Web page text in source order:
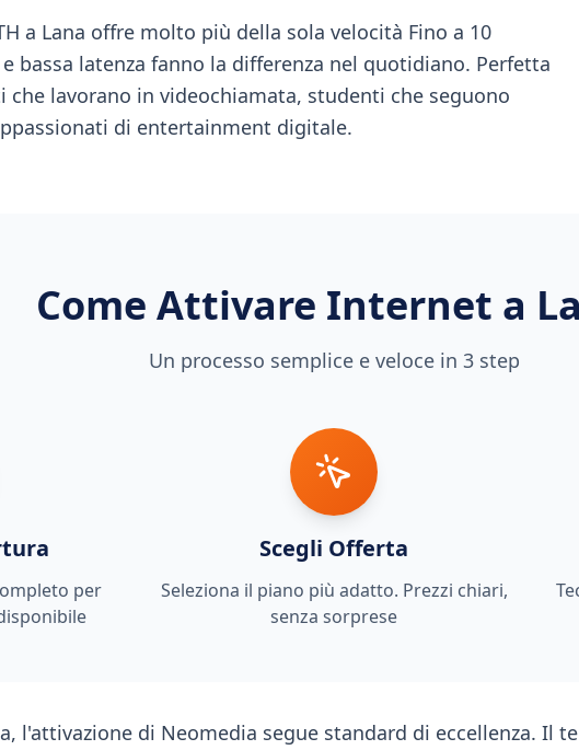
a Lana offre molto più della sola velocità Fino a 10
bassa latenza fanno la differenza nel quotidiano. Perfetta
che lavorano in videochiamata, studenti che seguono
di entertainment digitale.
Come Attivare Internet a
Un processo semplice e veloce in 3 step
per
Scegli Offerta
Seleziona il piano più adatto. Prezzi chiari,
senza sorprese
l'attivazione di Neomedia segue standard di eccellenza. Il